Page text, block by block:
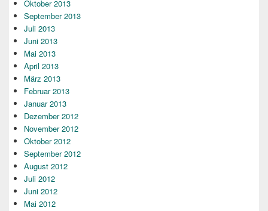
Oktober 2013
September 2013
Juli 2013
Juni 2013
Mai 2013
April 2013
März 2013
Februar 2013
Januar 2013
Dezember 2012
November 2012
Oktober 2012
September 2012
August 2012
Juli 2012
Juni 2012
Mai 2012